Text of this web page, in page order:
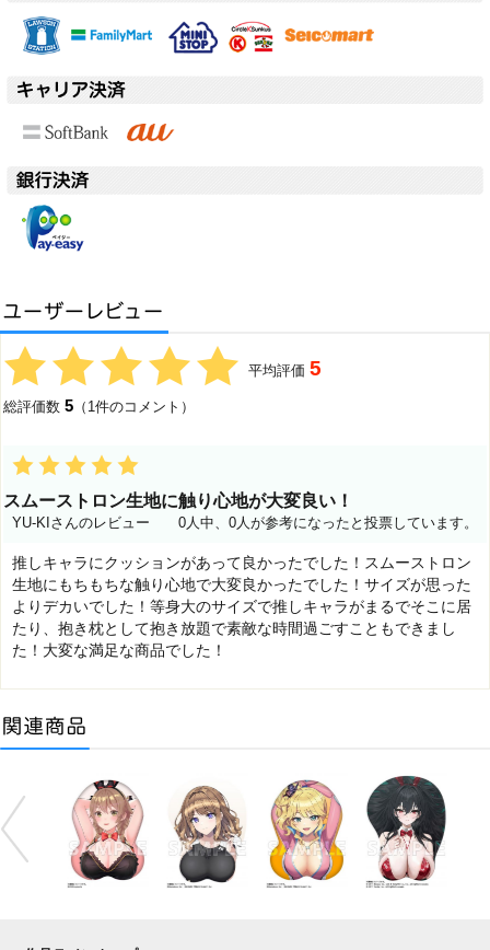
平均評価5
総評価数5 （1件のコメント）
スムーストロン生地に触り心地が大変良い！
YU-KIさんのレビュー 0人中、0人が参考になったと投票しています。
推しキャラにクッションがあって良かったでした！スムーストロン
生地にもちもちな触り心地で大変良かったでした！サイズが思った
よりデカいでした！等身大のサイズで推しキャラがまるでそこに居
たり、抱き枕として抱き放題で素敵な時間過ごすこともできまし
た！大変な満足な商品でした！